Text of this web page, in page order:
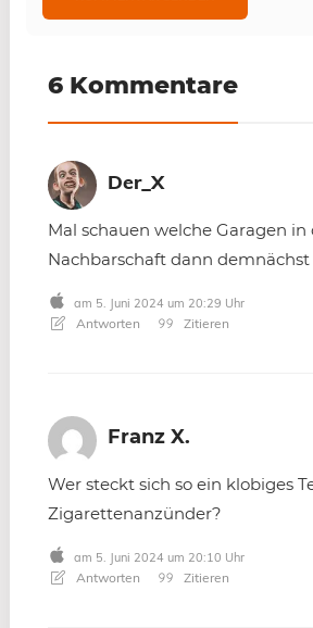
6 Kommentare
Der_X
Mal schauen welche Garagen in
Nachbarschaft dann
am 5. Juni 2024 um 20:29 Uhr
Antworten Zitieren
Franz X.
Wer steckt sich so ein klobiges
Zigarettenanzünder?
am 5. Juni 2024 um 20:10 Uhr
Antworten Zitieren